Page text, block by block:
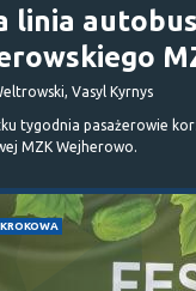
linia
Vasyl Kyrnys
tygodnia pasażerowie
MZK Wejherowo.